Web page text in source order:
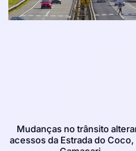
Mudanças no trânsito
acessos da Estrada do Coco,